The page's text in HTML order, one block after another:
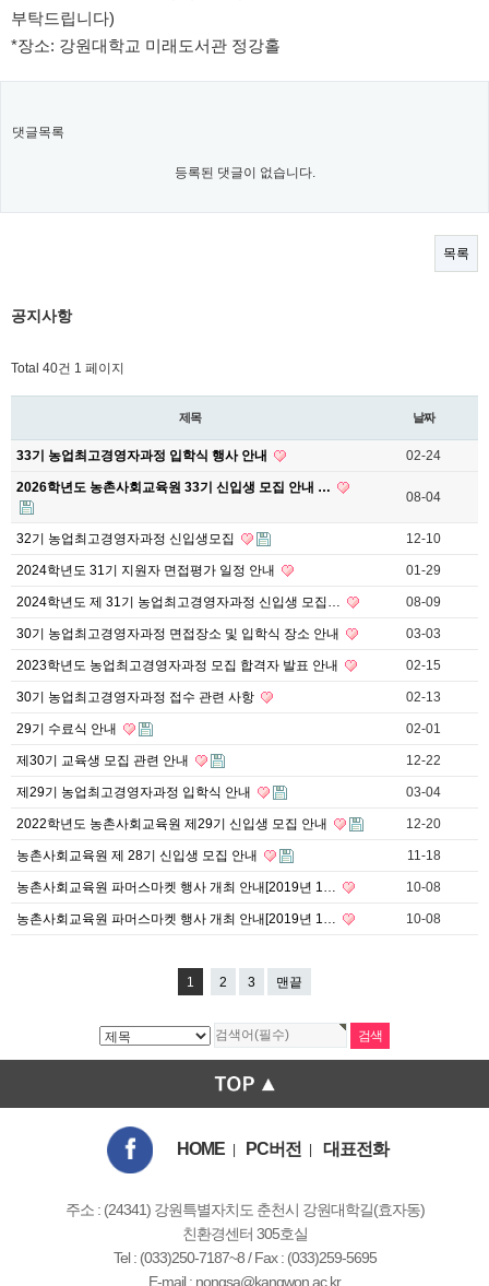
부탁드립니다)
*장소: 강원대학교 미래도서관 정강홀
댓글목록
등록된 댓글이 없습니다.
목록
공지사항
Total 40건 1 페이지
제목 날짜
33기 농업최고경영자과정 입학식 행사 안내 02-24
2026학년도 농촌사회교육원 33기 신입생 모집 안내 …
08-04
32기 농업최고경영자과정 신입생모집 12-10
2024학년도 31기 지원자 면접평가 일정 안내 01-29
2024학년도 제 31기 농업최고경영자과정 신입생 모집… 08-09
30기 농업최고경영자과정 면접장소 및 입학식 장소 안내 03-03
2023학년도 농업최고경영자과정 모집 합격자 발표 안내 02-15
30기 농업최고경영자과정 접수 관련 사항 02-13
29기 수료식 안내 02-01
제30기 교육생 모집 관련 안내 12-22
제29기 농업최고경영자과정 입학식 안내 03-04
2022학년도 농촌사회교육원 제29기 신입생 모집 안내 12-20
농촌사회교육원 제 28기 신입생 모집 안내 11-18
농촌사회교육원 파머스마켓 행사 개최 안내[2019년 1… 10-08
농촌사회교육원 파머스마켓 행사 개최 안내[2019년 1… 10-08
1 2 3 맨끝
HOME PC버전 대표전화
주소 : (24341) 강원특별자치도 춘천시 강원대학길(효자동)
친환경센터 305호실
Tel : (033)250-7187~8 / Fax : (033)259-5695
E-mail : nongsa@kangwon.ac.kr